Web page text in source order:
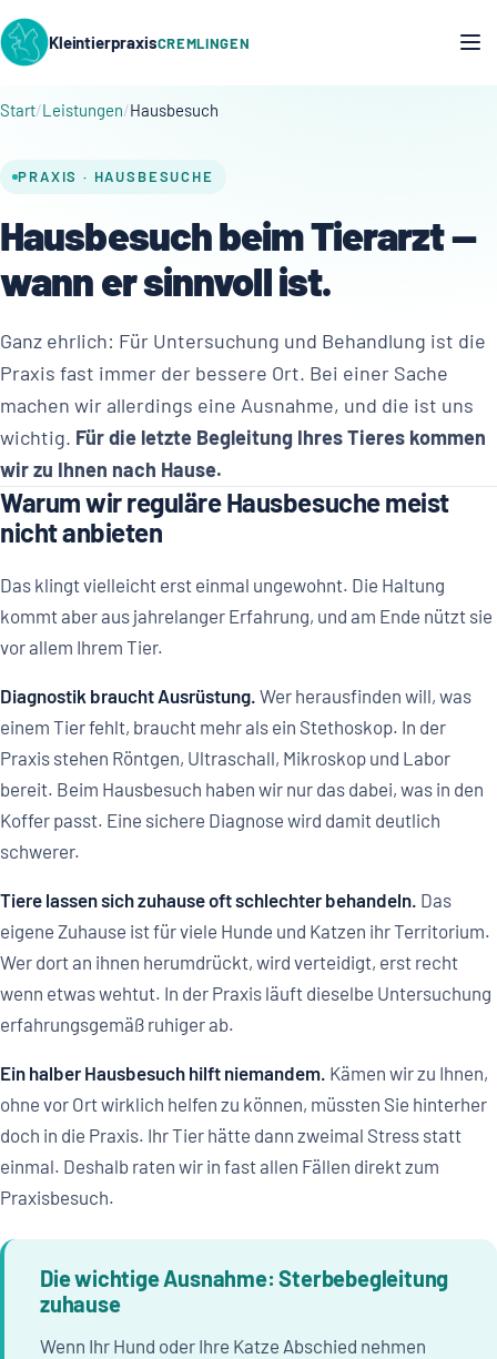
KleintierpraxisCREMLINGEN
Start Leistungen Hausbesuch
PRAXIS · HAUSBESUCHE
Hausbesuch beim Tierarzt —
wann er sinnvoll ist.
Ganz ehrlich: Für Untersuchung und Behandlung ist die
Praxis fast immer der bessere Ort. Bei einer Sache
machen wir allerdings eine Ausnahme, und die ist uns
wichtig. Für die letzte Begleitung Ihres Tieres kommen
wir zu Ihnen nach Hause.
Warum wir reguläre Hausbesuche meist
nicht anbieten
Das klingt vielleicht erst einmal ungewohnt. Die Haltung
kommt aber aus jahrelanger Erfahrung, und am Ende nützt sie
vor allem Ihrem Tier.
Diagnostik braucht Ausrüstung. Wer herausfinden will, was
einem Tier fehlt, braucht mehr als ein Stethoskop. In der
Praxis stehen Röntgen, Ultraschall, Mikroskop und Labor
bereit. Beim Hausbesuch haben wir nur das dabei, was in den
Koffer passt. Eine sichere Diagnose wird damit deutlich
schwerer.
Tiere lassen sich zuhause oft schlechter behandeln. Das
eigene Zuhause ist für viele Hunde und Katzen ihr Territorium.
Wer dort an ihnen herumdrückt, wird verteidigt, erst recht
wenn etwas wehtut. In der Praxis läuft dieselbe Untersuchung
erfahrungsgemäß ruhiger ab.
Ein halber Hausbesuch hilft niemandem. Kämen wir zu Ihnen,
ohne vor Ort wirklich helfen zu können, müssten Sie hinterher
doch in die Praxis. Ihr Tier hätte dann zweimal Stress statt
einmal. Deshalb raten wir in fast allen Fällen direkt zum
Praxisbesuch.
Die wichtige Ausnahme: Sterbebegleitung
zuhause
Wenn Ihr Hund oder Ihre Katze Abschied nehmen